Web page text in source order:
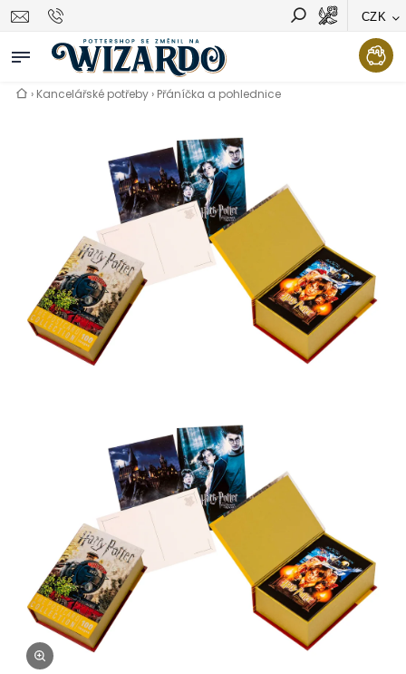
CZK
Vyhledávání Hledat
› Kancelářské potřeby › Přáníčka a pohlednice